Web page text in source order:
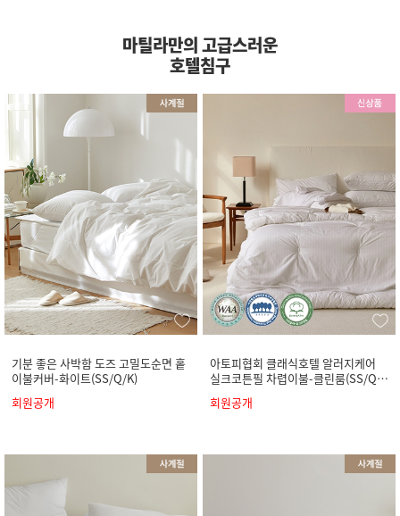
마틸라만의 고급스러운
호텔침구
기분 좋은 사박함 도즈 고밀도순면 홑
이불커버-화이트(SS/Q/K)
회원공개
아토피협회 클래식호텔 알러지케어
실크코튼필 차렵이불-클린룸(SS/Q/
회원공개